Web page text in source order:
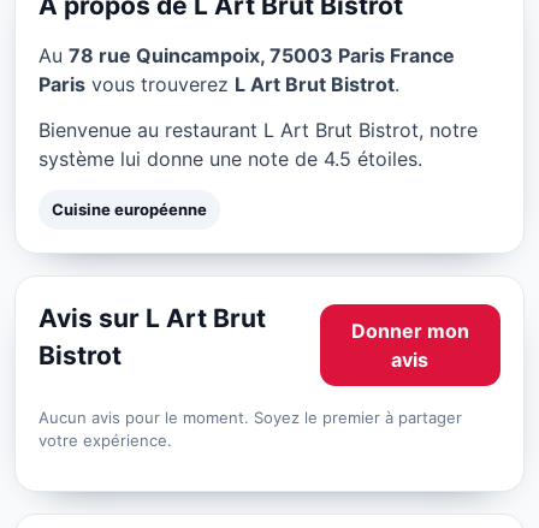
L Art Brut Bistrot à Paris
Au 78 rue Quincampoix, 75003 Paris France
Paris vous trouverez L Art Brut Bistrot.
Bienvenue au restaurant L Art Brut Bistrot, notre
système lui donne une note de 4.5 étoiles.
Cuisine européenne
Avis sur L Art Brut
Bistrot
Donner mon
avis
Aucun avis pour le moment. Soyez le premier à partager
votre expérience.